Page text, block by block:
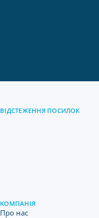
ВІДСТЕЖЕННЯ ПОСИЛОК
КОМПАНІЯ
Про нас